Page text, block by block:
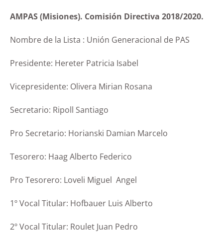
AMPAS (Misiones). Comisión Directiva 2018/2020.
Nombre de la Lista : Unión Generacional de PAS
Presidente: Hereter Patricia Isabel
Vicepresidente: Olivera Mirian Rosana
Secretario: Ripoll Santiago
Pro Secretario: Horianski Damian Marcelo
Tesorero: Haag Alberto Federico
Pro Tesorero: Loveli Miguel Angel
1º Vocal Titular: Hofbauer Luis Alberto
2º Vocal Titular: Roulet Juan Pedro